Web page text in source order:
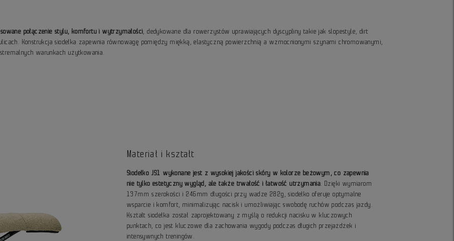
połączenie stylu, komfortu i wytrzymałości , dedykowane dla rowerzystów uprawiających dyscypliny takie jak slopestyle, dirt
Konstrukcja siodełka zapewnia równowagę pomiędzy miękką, elastyczną powierzchnią a wzmocnionymi szynami chromowanymi,
warunkach użytkowania.
Materiał i kształt
Siodełko JS1 wykonane jest z wysokiej jakości skóry w kolorze beżowym, co zapewnia
nie tylko estetyczny wygląd, ale także trwałość i łatwość utrzymania. Dzięki wymiarom
137mm szerokości i 246mm długości przy wadze 282g, siodełko oferuje optymalne
wsparcie i komfort, minimalizując nacisk i umożliwiając swobodę ruchów podczas jazdy.
Kształt siodełka został zaprojektowany z myślą o redukcji nacisku w kluczowych
punktach, co jest kluczowe dla zachowania wygody podczas długich przejażdżek i
intensywnych treningów.